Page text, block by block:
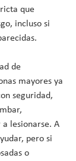
que
incluso si
de
mayores ya
seguridad,
lesionarse. A
pero si
o